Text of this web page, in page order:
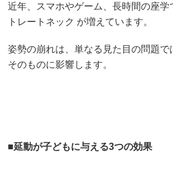
近年、スマホやゲーム、長時間の座学
トレートネック が増えています。
姿勢の崩れは、単なる見た目の問題で
そのものに影響します。
■延動が子どもに与える3つの効果